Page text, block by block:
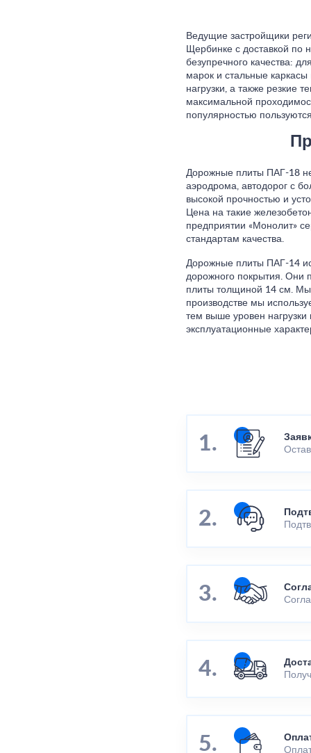
Ведущие застройщики
Щербинке с доставкой по
безупречного качества:
марок и стальные
нагрузки, а также резкие
максимальной
популярностью
Дорожные плиты ПАГ-18
аэродрома, автодорог с
высокой прочностью и
Цена на такие
предприятии «Монолит»
стандартам качества.
Дорожные плиты ПАГ-14
дорожного покрытия. Они
плиты толщиной 14 см. Мы
производстве мы
тем выше уровен
эксплуатационные